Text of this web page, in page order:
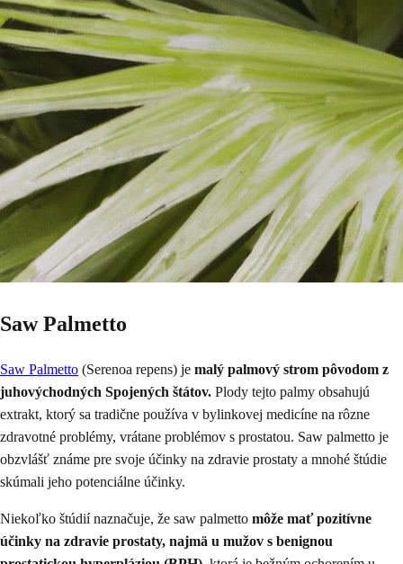
Saw Palmetto
Saw Palmetto (Serenoa repens) je malý palmový strom pôvodom z
juhovýchodných Spojených štátov. Plody tejto palmy obsahujú
extrakt, ktorý sa tradične používa v bylinkovej medicíne na rôzne
zdravotné problémy, vrátane problémov s prostatou. Saw palmetto je
obzvlášť známe pre svoje účinky na zdravie prostaty a mnohé štúdie
skúmali jeho potenciálne účinky.
Niekoľko štúdií naznačuje, že saw palmetto môže mať pozitívne
účinky na zdravie prostaty, najmä u mužov s benignou